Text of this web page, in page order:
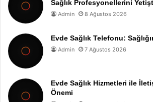
Sağlık Profesyonellerini
Admin 8 Ağustos 2026
Evde Sağlık Telefonu:
Admin 7 Ağustos 2026
Evde Sağlık Hizmetleri ile
Önemi